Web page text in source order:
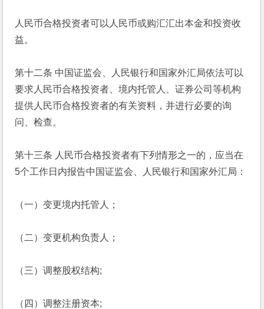
人民币合格投资者可以人民币或购汇汇出本金和投资收
益。
第十二条 中国证监会、人民银行和国家外汇局依法可以
要求人民币合格投资者、境内托管人、证券公司等机构
提供人民币合格投资者的有关资料，并进行必要的询
问、检查。
第十三条 人民币合格投资者有下列情形之一的，应当在
5个工作日内报告中国证监会、人民银行和国家外汇局：
（一）变更境内托管人；
（二）变更机构负责人；
（三）调整股权结构;
（四）调整注册资本;